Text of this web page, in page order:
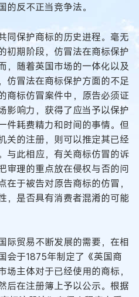
反不正当竞争法。
同保护商标的历史进程。毫无
初期阶段，仿冒法在商标保护
，随着英国市场的一体化以及
仿冒法在商标保护方面的不足
商标仿冒案件中，原告必须证
影响力，获得了应当予以保护
件耗费精力和时间的事情。但
关的注册，则可以推定其已经
与此相应，有关商标仿冒的诉
审理的重点放在侵权与否的问
于被告对原告商标的仿冒，
，是否具有消费者混淆的可能
际贸易不断发展的需要，在相
会于1875年制定了《英国商
主体对于已经使用的商标，
后在注册簿上予以公示。根据